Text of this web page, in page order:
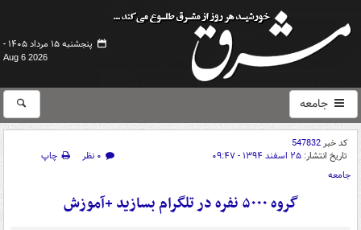
پنجشنبه ۱۵ مرداد ۱۴۰۵ -
Aug 6 2026
جامعه
کد خبر547832
تاریخ انتشار: ۲۵ اسفند ۱۳۹۴ - ۰۹:۴۷ ۰ نظر
چاپ
جامعه
گروه ۵۰۰۰ نفره در تلگرام بسازید +آموزش